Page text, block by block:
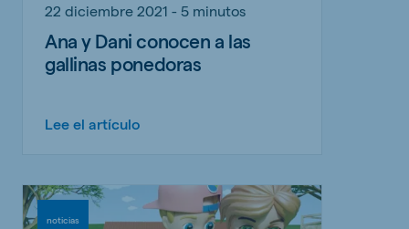
22 diciembre 2021 - 5 minutos
Ana y Dani conocen a las
gallinas ponedoras
Lee el artículo
noticias